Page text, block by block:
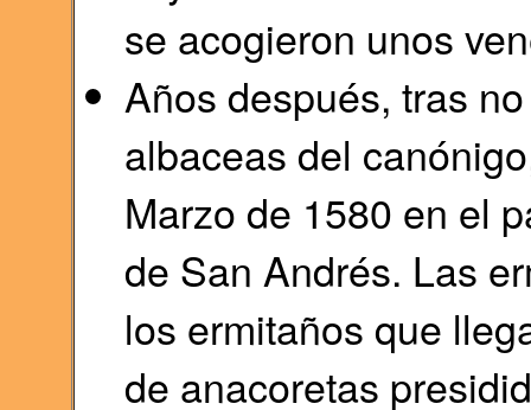
se acogieron unos
Años después, tras
albaceas del
Marzo de 1580 en el
de San Andrés. Las
los ermitaños que
de anacoretas